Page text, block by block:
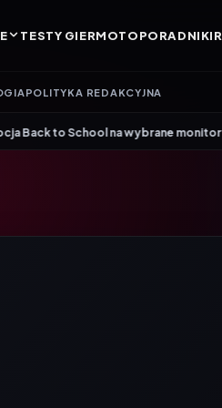
TESTY GIERMOTOPORADNIKI
POLITYKA REDAKCYJNA
•Patriot i ROG łączą siły.